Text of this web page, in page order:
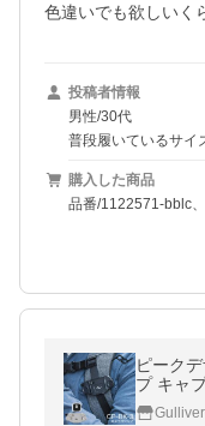
投稿者情報
男性/30代
普段履いているサイ
購入した商品
品番/1122571-bblc
ピーク
プ キャ
ダー おし